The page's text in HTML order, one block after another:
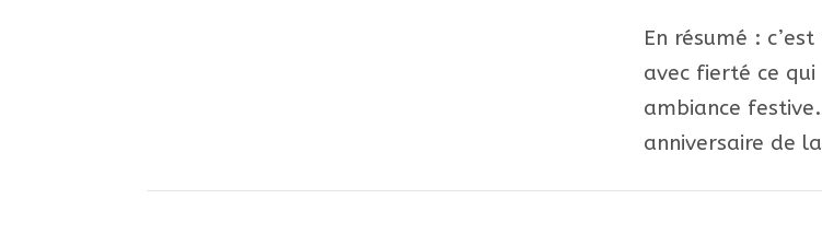
En résumé :
avec fierté ce
ambiance
anniversaire de